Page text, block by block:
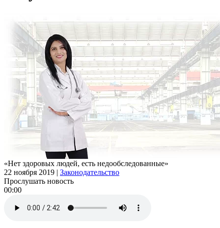
«Нет здоровых людей, есть недообследованные»
22 ноября 2019 | Законодательство
Прослушать новость
00:00